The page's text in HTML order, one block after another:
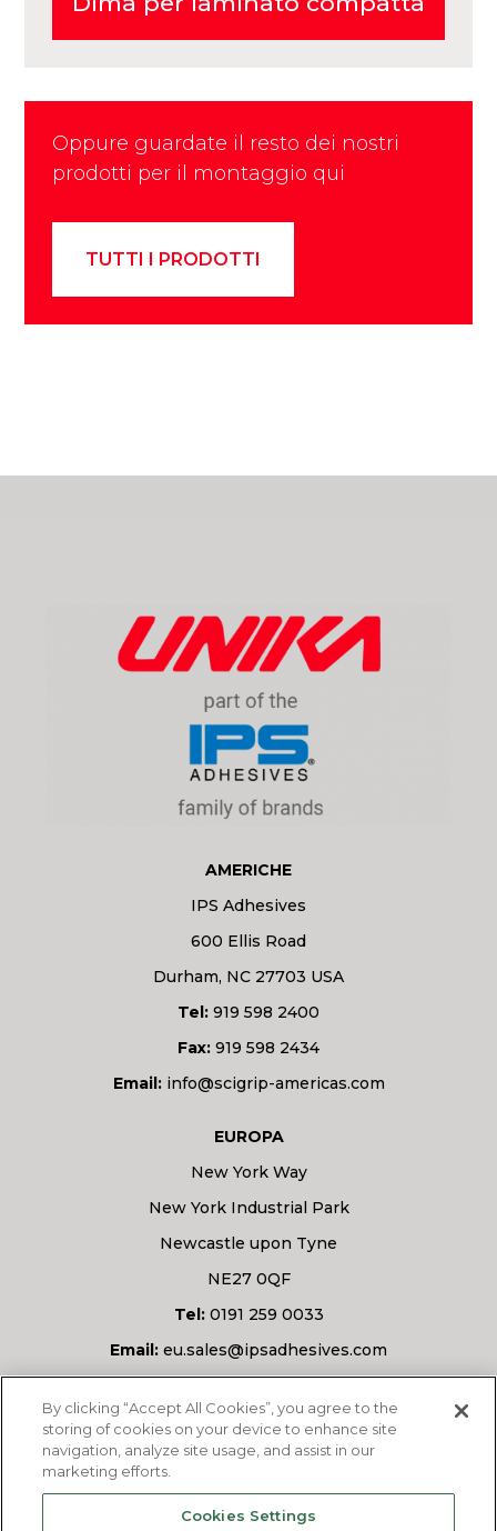
Oppure guardate il resto dei nostri
prodotti per il montaggio qui
TUTTI I PRODOTTI
AMERICHE
IPS Adhesives
600 Ellis Road
Durham, NC 27703 USA
Tel: 919 598 2400
Fax: 919 598 2434
Email: info@scigrip-americas.com
EUROPA
New York Way
New York Industrial Park
Newcastle upon Tyne
NE27 0QF
Tel:0191 259 0033
Email: eu.sales@ipsadhesives.com
Avete una domanda?
By clicking “Accept All Cookies”, you agree to the
storing of cookies on your device to enhance site
navigation, analyze site usage, and assist in our
marketing efforts.
Cookies Settings